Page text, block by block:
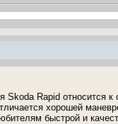
Skoda Rapid относится
хорошей
быстрой и